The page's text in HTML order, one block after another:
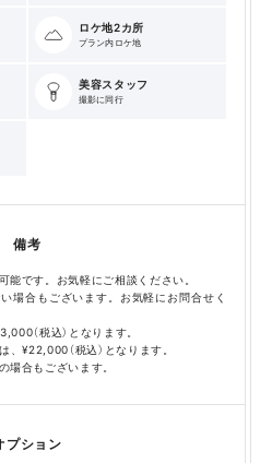
ロケ地2カ所
プラン内ロケ地
美容スタッフ
撮影に同行
備考
能です。お気軽にご相談ください。
場合もございます。お気軽にお問合せく
（税込）となります。
、¥22,000（税込）となります。
場合もございます。
プション